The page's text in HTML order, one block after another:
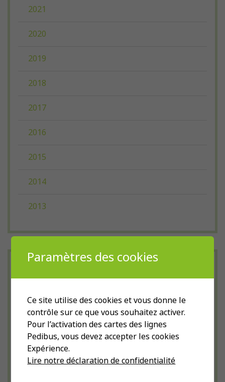
2021
2020
2019
2018
2017
2016
2015
2014
2013
Galeries photo du
Pedibus
Retrouvez-ci-dessous le Pedibus en
images. Les galeries photographiques ci-
dessous vous invitent à découvrir la
diversité des actions menées par le
Paramètres des cookies
Ce site utilise des cookies et vous donne le
contrôle sur ce que vous souhaitez activer.
Pour l’activation des cartes des lignes
Pedibus, vous devez accepter les cookies
Expérience.
Lire notre déclaration de confidentialité